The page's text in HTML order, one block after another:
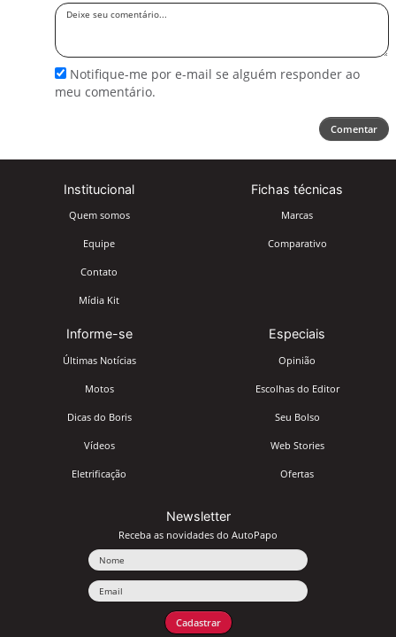
Deixe
Notifique-me por e-mail se alguém responder ao
meu comentário.
Comentar
Institucional
Quem somos
Equipe
Contato
Mídia Kit
Fichas técnicas
Marcas
Comparativo
Informe-se
Últimas Notícias
Motos
Dicas do Boris
Vídeos
Eletrificação
Especiais
Opinião
Escolhas do Editor
Seu Bolso
Web Stories
Ofertas
Newsletter
Receba as novidades do AutoPapo
Cadastrar